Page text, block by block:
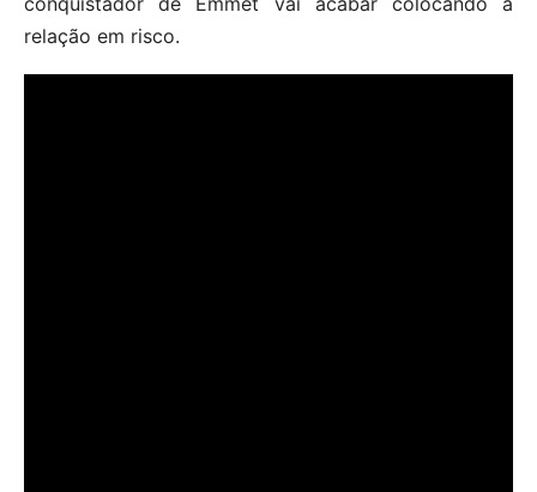
relação em risco.